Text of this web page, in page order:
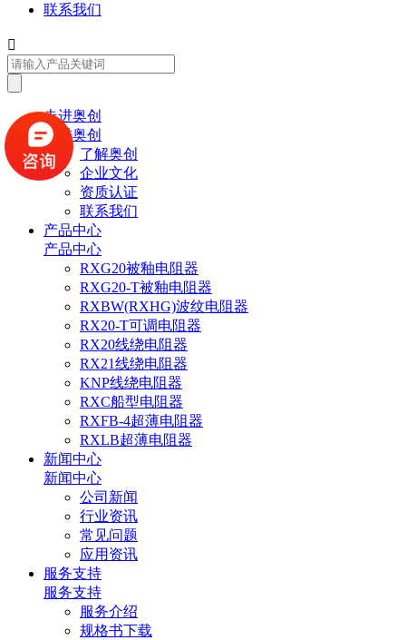
联系我们

走进奥创
走进奥创
了解奥创
企业文化
资质认证
联系我们
产品中心
产品中心
RXG20被釉电阻器
RXG20-T被釉电阻器
RXBW(RXHG)波纹电阻器
RX20-T可调电阻器
RX20线绕电阻器
RX21线绕电阻器
KNP线绕电阻器
RXC船型电阻器
RXFB-4超薄电阻器
RXLB超薄电阻器
新闻中心
新闻中心
公司新闻
行业资讯
常见问题
应用资讯
服务支持
服务支持
服务介绍
规格书下载